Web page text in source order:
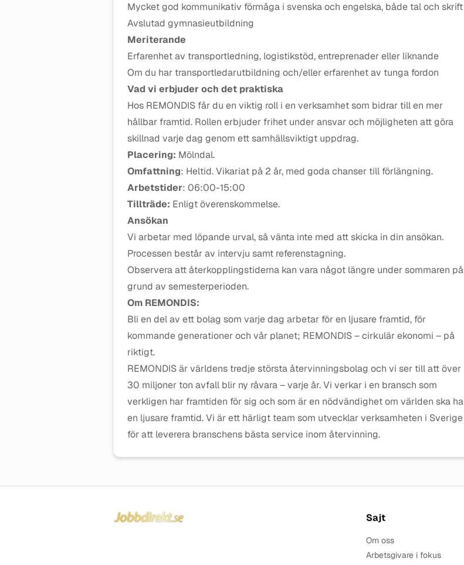
Mycket god kommunikativ förmåga i svenska och engelska, både tal och skrift
Avslutad gymnasieutbildning
Meriterande
Erfarenhet av transportledning, logistikstöd, entreprenader eller liknande
Om du har transportledarutbildning och/eller erfarenhet av tunga fordon
Vad vi erbjuder och det praktiska
Hos REMONDIS får du en viktig roll i en verksamhet som bidrar till en mer
hållbar framtid. Rollen erbjuder frihet under ansvar och möjligheten att göra
skillnad varje dag genom ett samhällsviktigt uppdrag.
Placering: Mölndal.
Omfattning: Heltid. Vikariat på 2 år, med goda chanser till förlängning.
Arbetstider: 06:00-15:00
Tillträde: Enligt överenskommelse.
Ansökan
Vi arbetar med löpande urval, så vänta inte med att skicka in din ansökan.
Processen består av intervju samt referenstagning.
Observera att återkopplingstiderna kan vara något längre under sommaren på
grund av semesterperioden.
Om REMONDIS:
Bli en del av ett bolag som varje dag arbetar för en ljusare framtid, för
kommande generationer och vår planet; REMONDIS – cirkulär ekonomi – på
riktigt.
REMONDIS är världens tredje största återvinningsbolag och vi ser till att över
30 miljoner ton avfall blir ny råvara – varje år. Vi verkar i en bransch som
verkligen har framtiden för sig och som är en nödvändighet om världen ska ha
en ljusare framtid. Vi är ett härligt team som utvecklar verksamheten i Sverige
för att leverera branschens bästa service inom återvinning.
Sajt
Om oss
Arbetsgivare i fokus